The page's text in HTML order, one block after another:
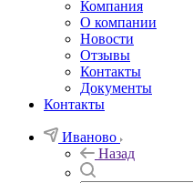
Компания
О компании
Новости
Отзывы
Контакты
Документы
Контакты
Иваново
Назад